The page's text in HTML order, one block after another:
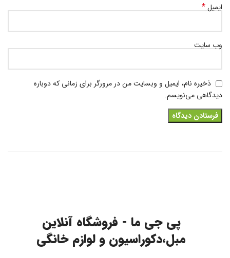
ایمیل*
وب‌ سایت
ذخیره نام، ایمیل و وبسایت من در مرورگر برای زمانی که دوباره
دیدگاهی می‌نویسم.
پی جی ما - فروشگاه آنلاین
مبل،دکوراسیون و لوازم خانگی